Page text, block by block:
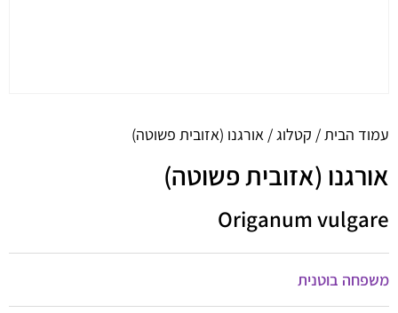
עמוד הבית / קטלוג / אורגנו (אזובית פשוטה)
אורגנו (אזובית פשוטה)
Origanum vulgare
משפחה בוטנית